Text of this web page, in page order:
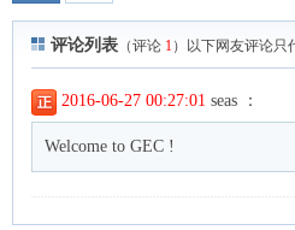
评论列表 （评论 1）以下网友评论只
2016-06-27 00:27:01 seas ：
Welcome to GEC !